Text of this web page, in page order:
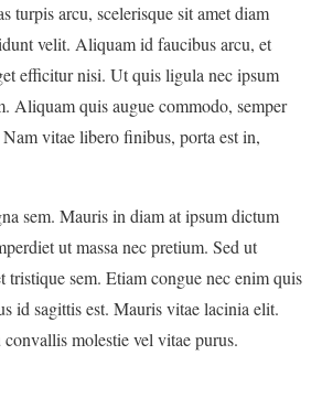
turpis arcu, scelerisque sit amet diam
velit. Aliquam id faucibus arcu, et
efficitur nisi. Ut quis ligula nec ipsum
Aliquam quis augue commodo, semper
vitae libero finibus, porta est in,
sem. Mauris in diam at ipsum dictum
ut massa nec pretium. Sed ut
sem. Etiam congue nec enim quis
id sagittis est. Mauris vitae lacinia elit.
molestie vel vitae purus.